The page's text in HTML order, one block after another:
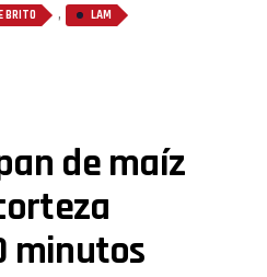
BRITO , LAM
de maíz
minutos